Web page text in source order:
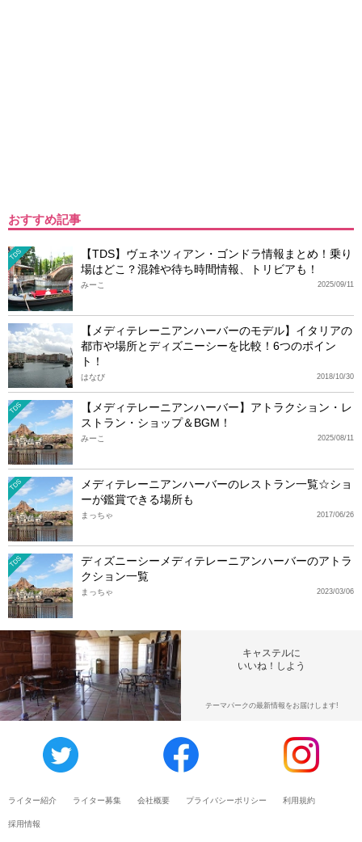
おすすめ記事
TDS
【TDS】ヴェネツィアン・ゴンドラ情報まとめ！乗り
場はどこ？混雑や待ち時間情報、トリビアも！
2025/09/11
みーこ
【メディテレーニアンハーバーのモデル】イタリアの
都市や場所とディズニーシーを比較！6つのポイン
ト！
2018/10/30
はなび
TDS
【メディテレーニアンハーバー】アトラクション・レ
ストラン・ショップ＆BGM！
2025/08/11
みーこ
TDS
メディテレーニアンハーバーのレストラン一覧☆ショ
ーが鑑賞できる場所も
2017/06/26
まっちゃ
TDS
ディズニーシーメディテレーニアンハーバーのアトラ
クション一覧
2023/03/06
まっちゃ
キャステルに
いいね！しよう
テーマパークの最新情報をお届けします!
ライター紹介 ライター募集 会社概要 プライバシーポリシー 利用規約
採用情報